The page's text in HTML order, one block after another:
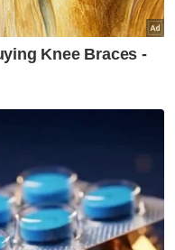
teruja tunai
ditentukan
Klik di sini!